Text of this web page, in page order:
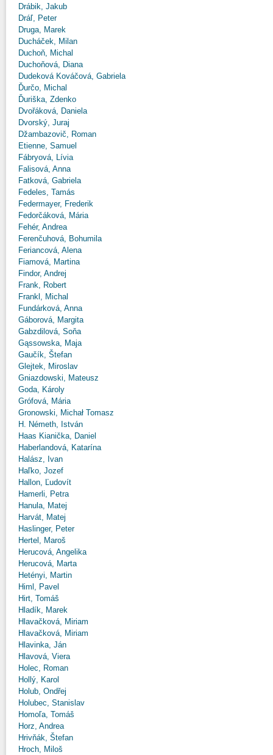
Drábik, Jakub
Dráľ, Peter
Druga, Marek
Ducháček, Milan
Duchoň, Michal
Duchoňová, Diana
Dudeková Kováčová, Gabriela
Ďurčo, Michal
Ďuriška, Zdenko
Dvořáková, Daniela
Dvorský, Juraj
Džambazovič, Roman
Etienne, Samuel
Fábryová, Lívia
Falisová, Anna
Fatková, Gabriela
Fedeles, Tamás
Federmayer, Frederik
Fedorčáková, Mária
Fehér, Andrea
Ferenčuhová, Bohumila
Feriancová, Alena
Fiamová, Martina
Findor, Andrej
Frank, Robert
Frankl, Michal
Fundárková, Anna
Gáborová, Margita
Gabzdilová, Soňa
Gąssowska, Maja
Gaučík, Štefan
Glejtek, Miroslav
Gniazdowski, Mateusz
Goda, Károly
Grófová, Mária
Gronowski, Michał Tomasz
H. Németh, István
Haas Kianička, Daniel
Haberlandová, Katarína
Halász, Ivan
Haľko, Jozef
Hallon, Ľudovít
Hamerli, Petra
Hanula, Matej
Harvát, Matej
Haslinger, Peter
Hertel, Maroš
Herucová, Angelika
Herucová, Marta
Hetényi, Martin
Himl, Pavel
Hirt, Tomáš
Hladík, Marek
Hlavačková, Miriam
Hlavačková, Miriam
Hlavinka, Ján
Hlavová, Viera
Holec, Roman
Hollý, Karol
Holub, Ondřej
Holubec, Stanislav
Homoľa, Tomáš
Horz, Andrea
Hrivňák, Štefan
Hroch, Miloš